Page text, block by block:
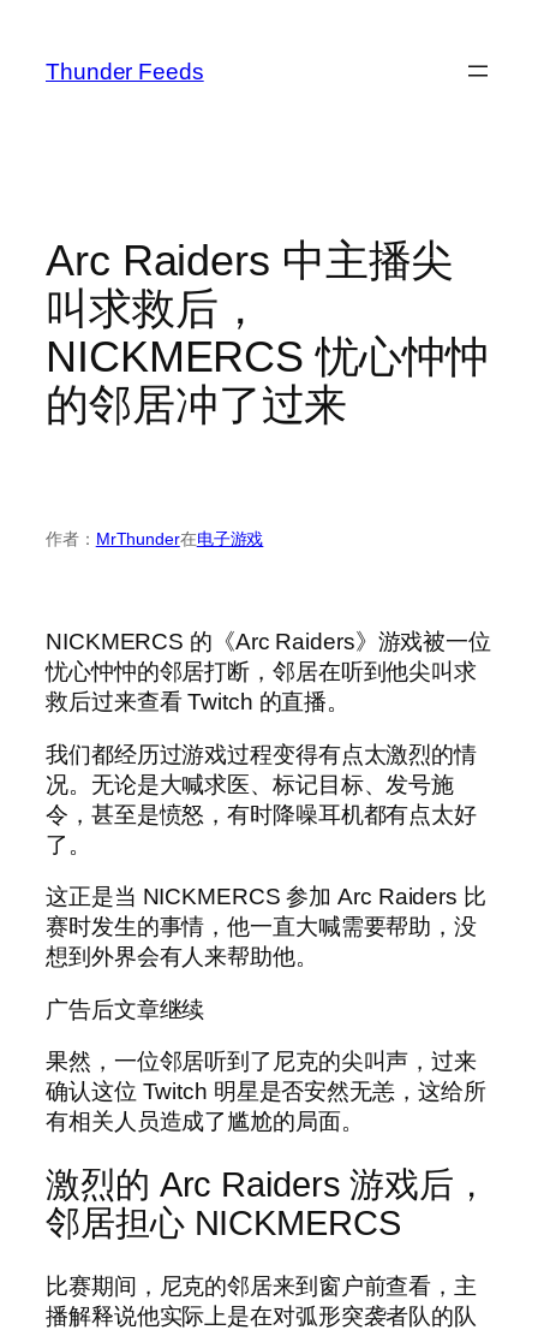
Thunder Feeds
Arc Raiders 中主播尖
叫求救后，
NICKMERCS 忧心忡忡
的邻居冲了过来
作者： MrThunder在电子游戏
NICKMERCS 的《Arc Raiders》游戏被一位
忧心忡忡的邻居打断，邻居在听到他尖叫求
救后过来查看 Twitch 的直播。
我们都经历过游戏过程变得有点太激烈的情
况。无论是大喊求医、标记目标、发号施
令，甚至是愤怒，有时降噪耳机都有点太好
了。
这正是当 NICKMERCS 参加 Arc Raiders 比
赛时发生的事情，他一直大喊需要帮助，没
想到外界会有人来帮助他。
广告后文章继续
果然，一位邻居听到了尼克的尖叫声，过来
确认这位 Twitch 明星是否安然无恙，这给所
有相关人员造成了尴尬的局面。
激烈的 Arc Raiders 游戏后，
邻居担心 NICKMERCS
比赛期间，尼克的邻居来到窗户前查看，主
播解释说他实际上是在对弧形突袭者队的队